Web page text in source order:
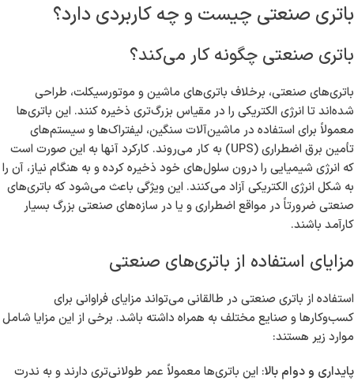
ماشین‌آلات سنگین و کارگاه‌ها ضروری هستند، تا باتری‌های کوچک‌تر که در
سایر صنایع مورد استفاده قرار می‌گیرند، ما همه نوع باتری صنعتی را برای
شما فراهم کرده‌ایم. بی‌شک، شناختن ویژگی‌ها، مزایا و کاربردهای باتری
صنعتی در طالقانی می‌تواند به شما کمک کند تا انتخاب بهتری داشته
باشید.
باتری صنعتی چیست و چه کاربردی دارد؟
باتری صنعتی چگونه کار می‌کند؟
باتری‌های صنعتی، برخلاف باتری‌های ماشین و موتورسیکلت، طراحی
شده‌اند تا انرژی الکتریکی را در مقیاس بزرگ‌تری ذخیره کنند. این باتری‌ها
تأمین برق اضطراری (UPS) به کار می‌روند. کارکرد آنها به این صورت است
که انرژی شیمیایی را درون سلول‌های خود ذخیره کرده و به هنگام نیاز، آن را
به شکل انرژی الکتریکی آزاد می‌کنند. این ویژگی باعث می‌شود که باتری‌های
صنعتی ضرورتاً در مواقع اضطراری و یا در سازه‌های صنعتی بزرگ بسیار
کارآمد باشند.
مزایای استفاده از باتری‌های صنعتی